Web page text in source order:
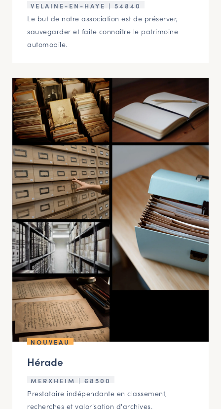
VELAINE-EN-HAYE | 54840
Le but de notre association est de préserver,
sauvegarder et faite connaître le patrimoine
automobile.
NOUVEAU
Hérade
MERXHEIM | 68500
Prestataire indépendante en classement,
recherches et valorisation d'archives.